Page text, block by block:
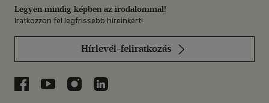
Legyen mindig képben az irodalommal!
Iratkozzon fel legfrissebb híreinkért!
Hírlevél-feliratkozás
Libri a Facebookon
Libri a Youtube-on
Libri az Instagramon
Libri a LinkedInen